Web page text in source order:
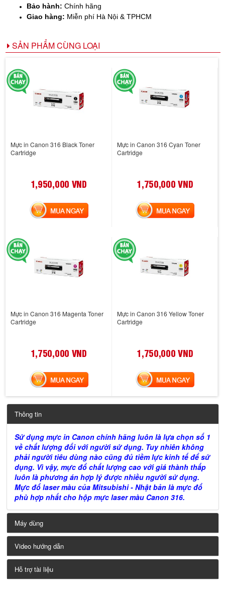
Bảo hành: Chính hãng
Giao hàng: Miễn phí Hà Nội & TPHCM
SẢN PHẨM CÙNG LOẠI
Mực in Canon 316 Black Toner
Cartridge
1,950,000 VND
MUA NGAY
Mực in Canon 316 Cyan Toner
Cartridge
1,750,000 VND
MUA NGAY
Mực in Canon 316 Magenta Toner
Cartridge
1,750,000 VND
MUA NGAY
Mực in Canon 316 Yellow Toner
Cartridge
1,750,000 VND
MUA NGAY
Thông tin
Sử dụng mực in Canon chính hãng luôn là lựa chọn số 1
về chất lượng đối với người sử dụng. Tuy nhiên không
phải người tiêu dùng nào cũng đủ tiềm lực kinh tế để sử
dụng. Vì vậy, mực đổ chất lượng cao với giá thành thấp
luôn là phương án hợp lý được nhiều người sử dụng.
Mực đổ laser màu của Mitsubishi - Nhật bản là mực đổ
phù hợp nhất cho hộp mực laser màu Canon 316.
Máy dùng
Video hướng dẫn
Hỗ trợ tài liệu